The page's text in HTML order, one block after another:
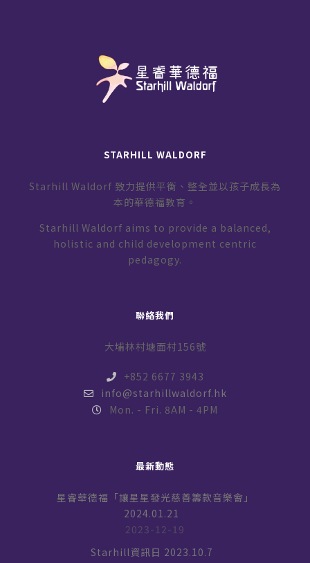
STARHILL WALDORF
Starhill Waldorf 致力提供平衡、整全並以孩子成長為
本的華德福教育。
Starhill Waldorf aims to provide a balanced,
holistic and child development centric
pedagogy.
聯絡我們
大埔林村塘面村156號
+852 6677 3943
info@starhillwaldorf.hk
Mon. - Fri. 8AM - 4PM
最新動態
星睿華德福「讓星星發光慈善籌款音樂會」
2024.01.21
2023-12-19
Starhill資訊日 2023.10.7